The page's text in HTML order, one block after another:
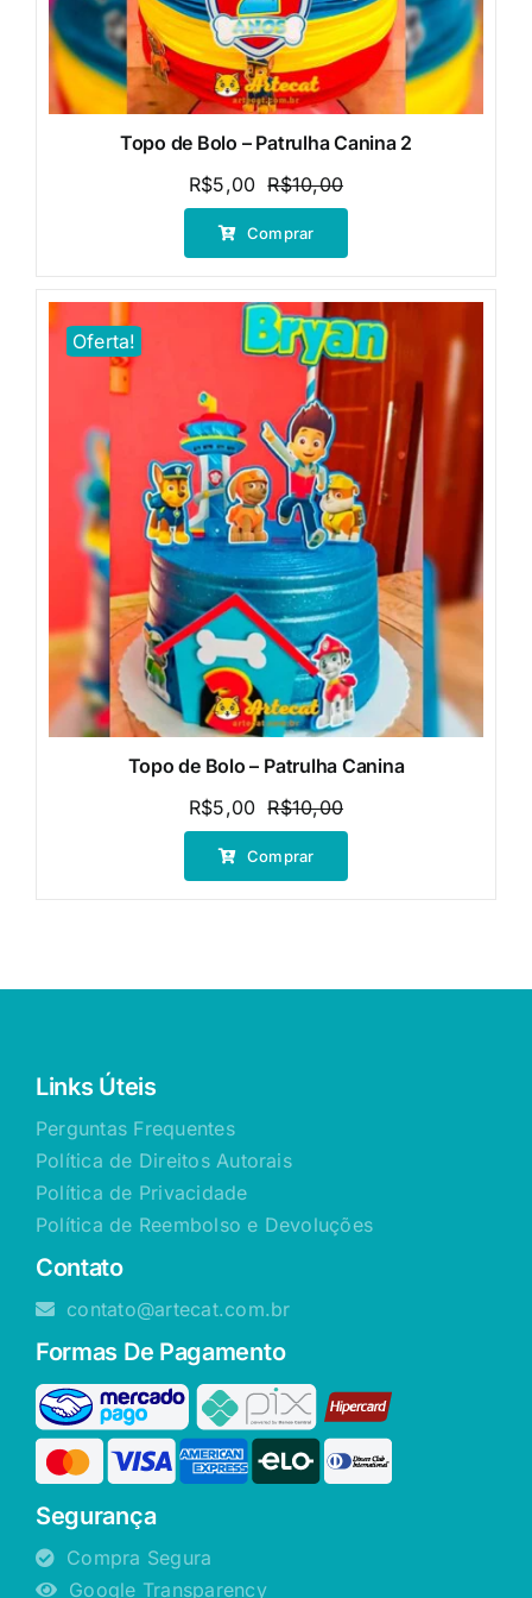
Topo de Bolo – Patrulha Canina 2
R$10,00O
preço
era:
R$5,00
O
preço
é:
Comprar
Oferta!
Topo de Bolo – Patrulha Canina
R$10,00O
preço
era:
R$5,00
O
preço
é:
Comprar
Links Úteis
Perguntas Frequentes
Política de Direitos Autorais
Política de Privacidade
Política de Reembolso e Devoluções
Contato
contato@artecat.com.br
Formas De Pagamento
Segurança
Compra Segura
Google Transparency